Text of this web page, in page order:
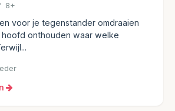
8+
voor je tegenstander omdraaien
hoofd onthouden waar welke